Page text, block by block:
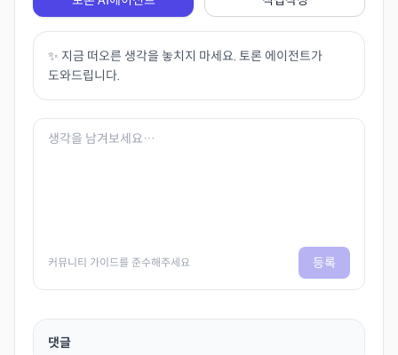
✨ 지금 떠오른 생각을 놓치지 마세요. 토론 에이전트가
도와드립니다.
커뮤니티 가이드를 준수해주세요 등록
댓글